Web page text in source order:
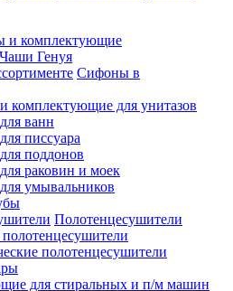
и комплектующие
Чаши Генуя
Сифоны в
комплектующие для унитазов
ванн
писсуара
поддонов
раковин и моек
умывальников
Полотенцесушители
полотенцесушители